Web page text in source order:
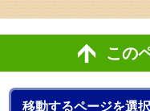
この